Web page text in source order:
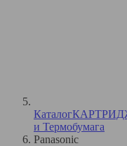
Каталог
и Термобумага
Panasonic